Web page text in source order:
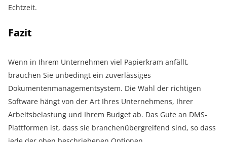
Echtzeit.
Fazit
Wenn in Ihrem Unternehmen viel Papierkram anfällt,
brauchen Sie unbedingt ein zuverlässiges
Dokumentenmanagementsystem. Die Wahl der richtigen
Software hängt von der Art Ihres Unternehmens, Ihrer
Arbeitsbelastung und Ihrem Budget ab. Das Gute an DMS-
Plattformen ist, dass sie branchenübergreifend sind, so dass